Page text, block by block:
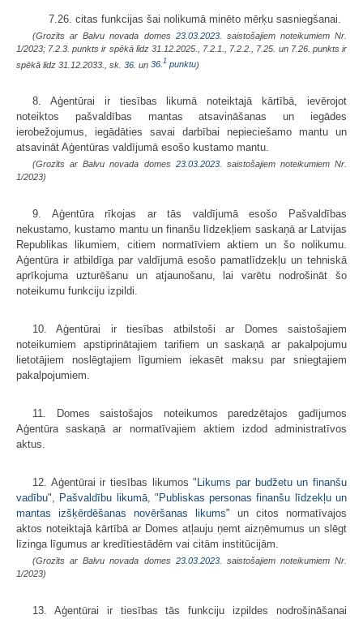
7.26. citas funkcijas šai nolikumā minēto mērķu sasniegšanai.
(Grozīts ar Balvu novada domes 23.03.2023.
saistošajiem noteikumiem Nr.
1/2023; 7.2.3. punkts ir spēkā līdz 31.12.2025., 7.2.1., 7.2.2., 7.25. un 7.26. punkts ir
spēkā līdz 31.12.2033., sk. 36. un 36. 1 punktu)
8. Aģentūrai ir tiesības likumā noteiktajā kārtībā, ievērojot
noteiktos pašvaldības mantas atsavināšanas un iegādes
ierobežojumus, iegādāties savai darbībai nepieciešamo mantu un
atsavināt Aģentūras valdījumā esošo kustamo mantu.
(Grozīts ar Balvu novada domes 23.03.2023.
saistošajiem noteikumiem Nr.
1/2023)
9. Aģentūra rīkojas ar tās valdījumā esošo Pašvaldības
nekustamo, kustamo mantu un finanšu līdzekļiem saskaņā ar Latvijas
Republikas likumiem, citiem normatīviem aktiem un šo nolikumu.
Aģentūra ir atbildīga par valdījumā esošo pamatlīdzekļu un tehniskā
aprīkojuma uzturēšanu un atjaunošanu, lai varētu nodrošināt šo
noteikumu funkciju izpildi.
10. Aģentūrai ir tiesības atbilstoši ar Domes saistošajiem
noteikumiem apstiprinātajiem tarifiem un saskaņā ar pakalpojumu
lietotājiem noslēgtajiem līgumiem iekasēt maksu par sniegtajiem
pakalpojumiem.
11. Domes saistošajos noteikumos paredzētajos gadījumos
Aģentūra saskaņā ar normatīvajiem aktiem izdod administratīvos
aktus.
12. Aģentūrai ir tiesības likumos " Likums par budžetu un finanšu
vadību", Pašvaldību likumā, " Publiskas personas finanšu līdzekļu un
mantas izšķērdēšanas novēršanas likums" un citos normatīvajos
aktos noteiktajā kārtībā ar Domes atļauju ņemt aizņēmumus un slēgt
līzinga līgumus ar kredītiestādēm vai citām institūcijām.
(Grozīts ar Balvu novada domes 23.03.2023.
saistošajiem noteikumiem Nr.
1/2023)
13. Aģentūrai ir tiesības tās funkciju izpildes nodrošināšanai